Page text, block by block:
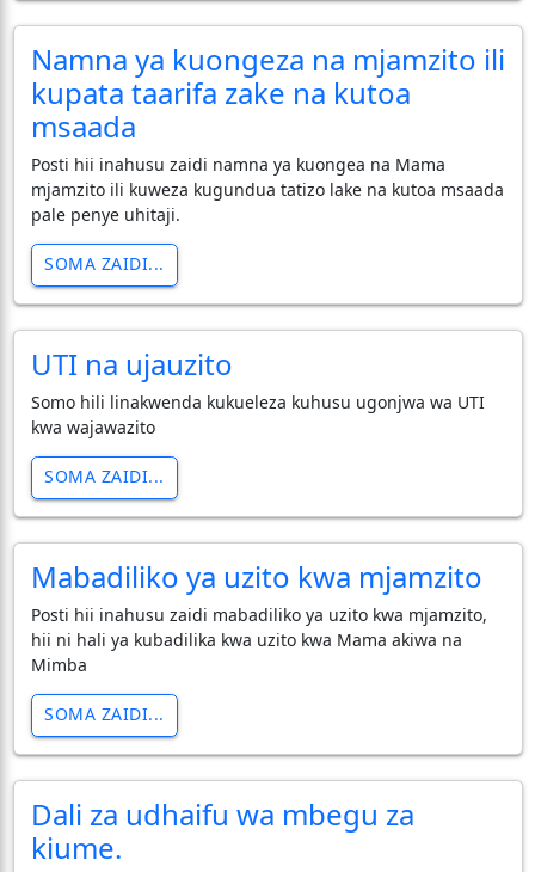
Namna ya kuongeza na mjamzito ili
kupata taarifa zake na kutoa
msaada
Posti hii inahusu zaidi namna ya kuongea na Mama
mjamzito ili kuweza kugundua tatizo lake na kutoa msaada
pale penye uhitaji.
SOMA ZAIDI...
UTI na ujauzito
Somo hili linakwenda kukueleza kuhusu ugonjwa wa UTI
kwa wajawazito
SOMA ZAIDI...
Mabadiliko ya uzito kwa mjamzito
Posti hii inahusu zaidi mabadiliko ya uzito kwa mjamzito,
hii ni hali ya kubadilika kwa uzito kwa Mama akiwa na
Mimba
SOMA ZAIDI...
Dali za udhaifu wa mbegu za
kiume.